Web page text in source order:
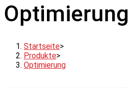
Optimierung
Startseite>
Produkte>
Optimierung